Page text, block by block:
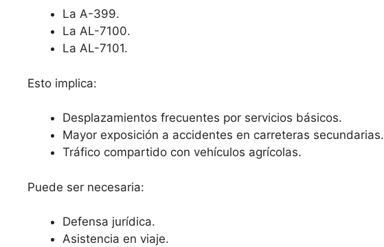
La A-399.
La AL-7100.
La AL-7101.
Esto implica:
Desplazamientos frecuentes por servicios básicos.
Mayor exposición a accidentes en carreteras secundarias.
Tráfico compartido con vehículos agrícolas.
Puede ser necesaria:
Defensa jurídica.
Asistencia en viaje.